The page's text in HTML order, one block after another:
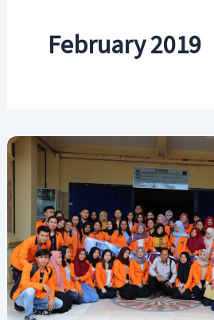
February 2019